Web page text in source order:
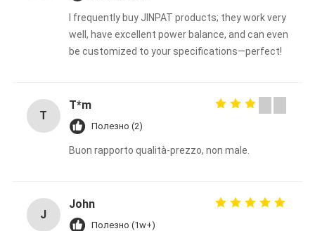
I frequently buy JINPAT products; they work very
well, have excellent power balance, and can even
be customized to your specifications—perfect!
T
T*m
Полезно (2)
Buon rapporto qualità-prezzo, non male.
J
John
Полезно (1w+)